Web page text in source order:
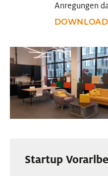
Anregungen
DOWNLOAD
Startup